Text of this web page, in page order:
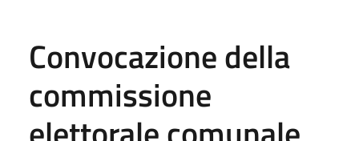
Convocazione della
commissione